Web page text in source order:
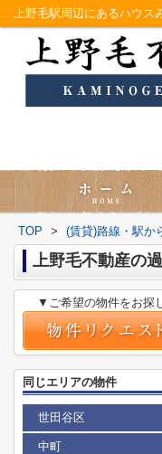
上野毛駅周辺にあるハウス
TOP > (賃貸)路線・駅か
上野毛不動産の
▼ご希望の物件をお探
同じエリアの物件
世田谷区
中町